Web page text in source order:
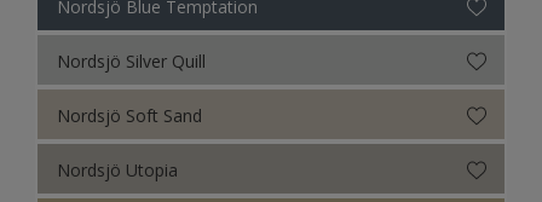
Nordsjö Blue Temptation
Nordsjö Silver Quill
Nordsjö Soft Sand
Nordsjö Utopia